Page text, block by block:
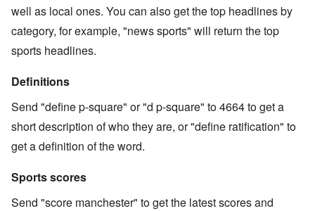
well as local ones. You can also get the top headlines by
category, for example, "news sports" will return the top
sports headlines.
Definitions
Send "define p-square" or "d p-square" to 4664 to get a
short description of who they are, or "define ratification" to
get a definition of the word.
Sports scores
Send "score manchester" to get the latest scores and